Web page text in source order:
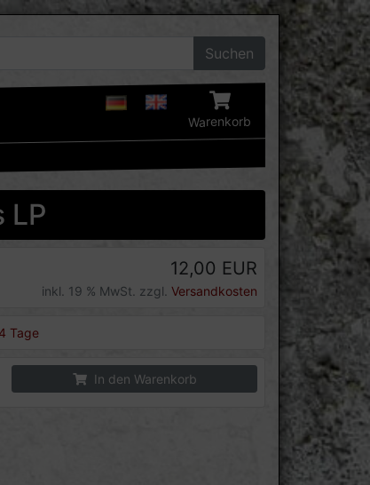
Suchen
Warenkorb
LP
12,00 EUR
inkl. 19 % MwSt. zzgl. Versandkosten
Tage
In den Warenkorb